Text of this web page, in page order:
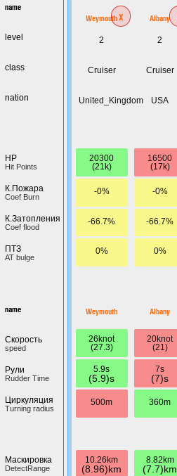
name
level
class
nation
HP
Hit Points
К.Пожара
Coef Burn
К.Затопления
Coef flood
ПТЗ
AT bulge
name
Скорость
speed
Рули
Rudder Time
Циркуляция
Turning radius
Маскировка
DetectRange
Weymouthx
2
Cruiser
United_Kingdom
20300
(21k)
-0%
-66.7%
0%
Weymouth
26knot
(27.3)
5.9s
(5.9)s
500m
10.26km
(8.96)km
Albany
2
Cruiser
USA
16500
(17k)
-0%
-66.7%
0%
Albany
20knot
(21)
7s
(7)s
360m
8.82km
(7.7)km